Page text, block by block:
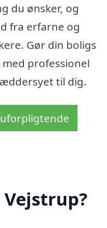
du ønsker, og
fra erfarne og
Gør din boligs
professionel
til dig.